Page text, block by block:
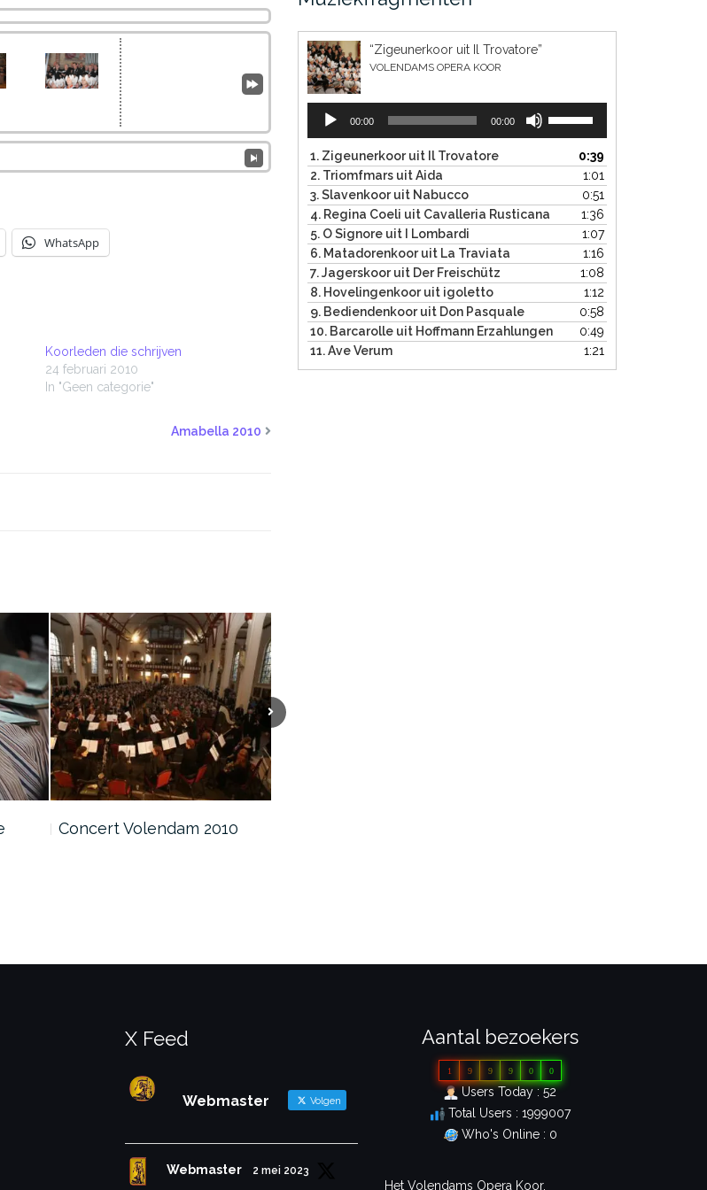
WhatsApp
Koorleden die schrijven
24 februari 2010
In "Geen categorie"
Amabella 2010
Volgende
Concert Volendam 2010
“Zigeunerkoor uit Il Trovatore”
VOLENDAMS OPERA KOOR
Audiospeler
00:00 00:00
Omhoog/Omlaag
om
het
volume
te
verhogen
verlagen.
1. Zigeunerkoor uit Il Trovatore
0:39
2. Triomfmars uit Aida
1:01
3. Slavenkoor uit Nabucco
0:51
4. Regina Coeli uit Cavalleria Rusticana
1:36
5. O Signore uit I Lombardi
1:07
6. Matadorenkoor uit La Traviata
1:16
7. Jagerskoor uit Der Freischütz
1:08
8. Hovelingenkoor uit igoletto
1:12
9. Bediendenkoor uit Don Pasquale
0:58
10. Barcarolle uit Hoffmann Erzahlungen
0:49
11. Ave Verum
1:21
X Feed
Webmaster Volgen
Webmaster 2 mei 2023
Aantal bezoekers
1 9 9 9 0 0
Users Today : 52
Total Users : 1999007
Who's Online : 0
Het Volendams Opera Koor.